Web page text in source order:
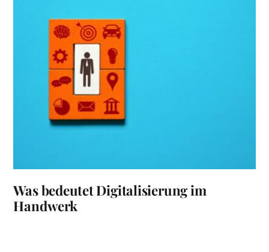
Was bedeutet Digitalisierung im
Handwerk